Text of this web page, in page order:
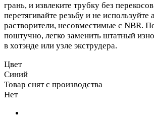
грань, и извлеките трубку без
перетягивайте резьбу и не используйте
растворители, несовместимые с NBR.
поштучно, легко заменить штатный
в хотэнде или узле экструдера.
Цвет
Синий
Товар снят с производства
Нет